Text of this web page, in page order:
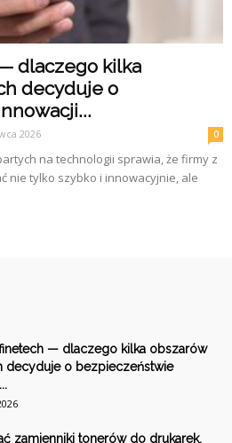
dlaczego kilka
decyduje o
2026 0
na technologii sprawia, że firmy z
nie tylko szybko i innowacyjnie, ale
finetech — dlaczego kilka obszarów
decyduje o bezpieczeństwie
zamienniki tonerów do drukarek,